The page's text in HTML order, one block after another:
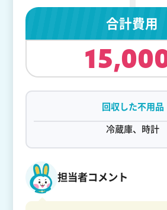
合計費用
回収した不用品
冷蔵庫、時計
担当者コメント